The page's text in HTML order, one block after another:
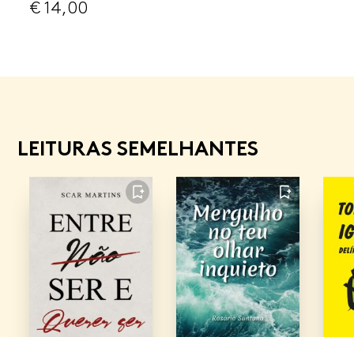
€14,00
LEITURAS SEMELHANTES
FAVORITO FAVORITO